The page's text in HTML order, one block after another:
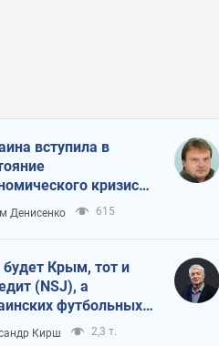
вступила в
кризиса.
ли свет в конце
Денисенко 615
будет Крым, тот и
(NSJ), а
футбольных
могут
Кирш 2,3 т.